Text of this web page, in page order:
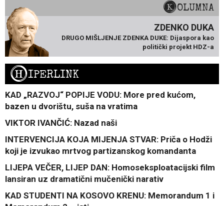
KOLUMNA
ZDENKO DUKA
DRUGO MIŠLJENJE ZDENKA DUKE: Dijaspora kao
politički projekt HDZ-a
HIPERLINK
KAD „RAZVOJ“ POPIJE VODU: More pred kućom,
bazen u dvorištu, suša na vratima
VIKTOR IVANČIĆ: Nazad naši
INTERVENCIJA KOJA MIJENJA STVAR: Priča o Hodži
koji je izvukao mrtvog partizanskog komandanta
LIJEPA VEČER, LIJEP DAN: Homoseksploatacijski film
lansiran uz dramatični mučenički narativ
KAD STUDENTI NA KOSOVO KRENU: Memorandum 1 i